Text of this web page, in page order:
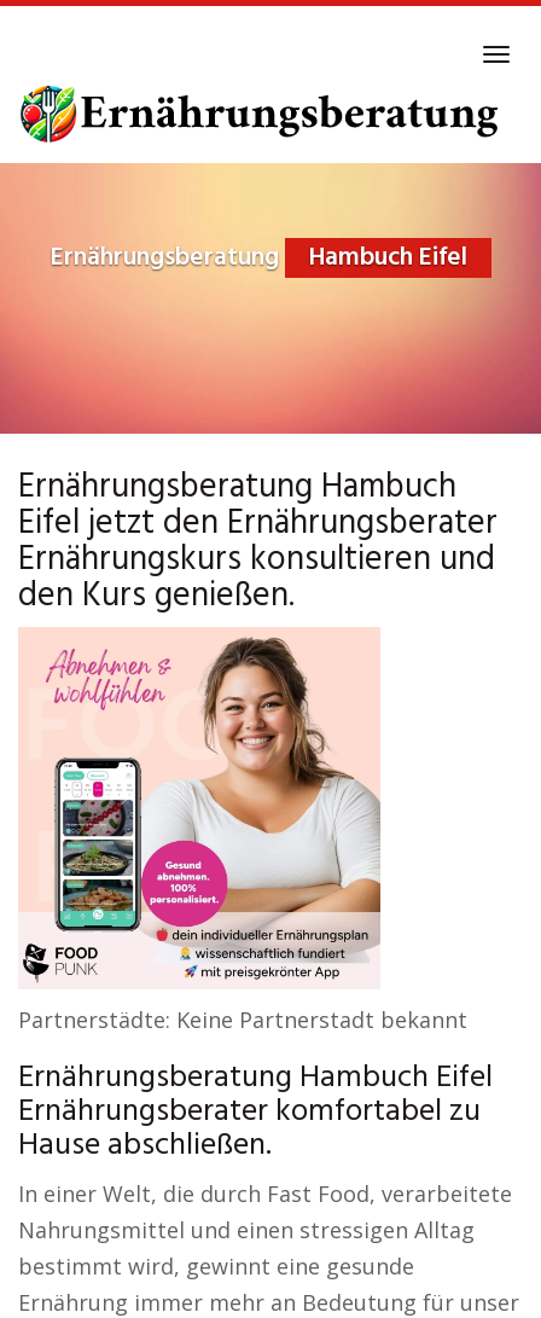
main
content
Ernährungsberatung Hambuch Eifel
Ernährungsberatung Hambuch
Eifel jetzt den Ernährungsberater
Ernährungskurs konsultieren und
den Kurs genießen.
Partnerstädte: Keine Partnerstadt bekannt
Ernährungsberatung Hambuch Eifel
Ernährungsberater komfortabel zu
Hause abschließen.
In einer Welt, die durch Fast Food, verarbeitete
Nahrungsmittel und einen stressigen Alltag
bestimmt wird, gewinnt eine gesunde
Ernährung immer mehr an Bedeutung für unser